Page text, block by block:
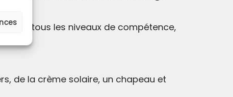
à tous les niveaux de compétence,
de la crème solaire, un chapeau et